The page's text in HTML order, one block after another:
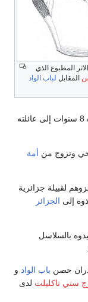
المطبوع الذي
المقابل لباب الواد
تهريبه من طرف بعض الجزائريين وإعادته وعمره 8 سنوات إلى عائلته
وتزوج من أمة
لقبيلة جزائرية
إلى الجزائر
بالسلاسل
حصن باب الواد و
ستي تاكليلت لدى